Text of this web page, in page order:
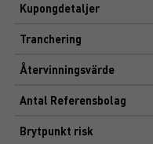
Kupongdetaljer
Tranchering
Återvinningsvärde
Antal Referensbolag
Brytpunkt risk